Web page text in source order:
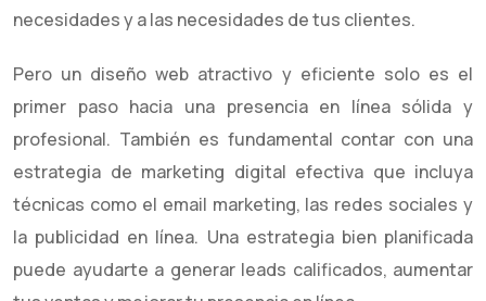
necesidades y a las necesidades de tus clientes.
Pero un diseño web atractivo y eficiente solo es el
primer paso hacia una presencia en línea sólida y
profesional. También es fundamental contar con una
estrategia de marketing digital efectiva que incluya
técnicas como el email marketing, las redes sociales y
la publicidad en línea. Una estrategia bien planificada
puede ayudarte a generar leads calificados, aumentar